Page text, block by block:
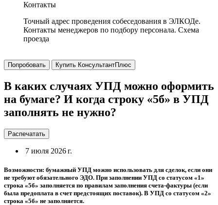
Контакты
Точный адрес проведения собеседования в ЭЛКОДе.
Контакты менеджеров по подбору персонала. Схема
проезда
Попробовать Купить КонсультантПлюс
В каких случаях УПД можно оформить
на бумаге? И когда строку «5б» в УПД
заполнять не нужно?
Распечатать
7 июля 2026 г.
Возможности: бумажный УПД можно использовать для сделок, если они
не требуют обязательного ЭДО. При заполнении УПД со статусом «1»
строка «5б» заполняется по правилам заполнения счета-фактуры (если
была предоплата в счет предстоящих поставок). В УПД со статусом «2»
строка «5б» не заполняется.